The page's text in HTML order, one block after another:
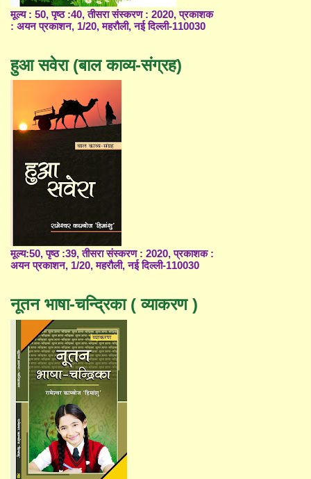
मूल्य : 50, पृष्ठ :40, तीसरा संस्करण : 2020, प्रकाशक
: अयन प्रकाशन, 1/20, महरौली, नई दिल्ली-110030
हुआ सवेरा (बाल काव्य-संग्रह)
मूल्य:50, पृष्ठ :39, तीसरा संस्करण : 2020, प्रकाशक :
अयन प्रकाशन, 1/20, महरौली, नई दिल्ली-110030
नूतन भाषा-चन्द्रिका ( व्याकरण )